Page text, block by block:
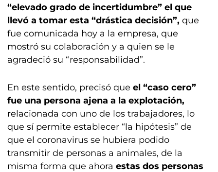
“elevado grado de incertidumbre” el que
llevó a tomar esta “drástica decisión”, que
fue comunicada hoy a la empresa, que
mostró su colaboración y a quien se le
agradeció su “responsabilidad”.
En este sentido, precisó que el “caso cero”
fue una persona ajena a la explotación,
relacionada con uno de los trabajadores, lo
que sí permite establecer “la hipótesis” de
que el coronavirus se hubiera podido
transmitir de personas a animales, de la
misma forma que ahora estas dos personas